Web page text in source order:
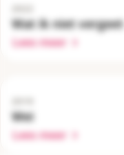
Wat ik niet vergeet
Lees meer
Wei
Lees meer